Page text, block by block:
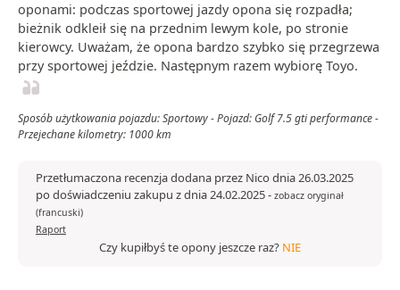
oponami: podczas sportowej jazdy opona się rozpadła;
bieżnik odkleił się na przednim lewym kole, po stronie
kierowcy. Uważam, że opona bardzo szybko się przegrzewa
przy sportowej jeździe. Następnym razem wybiorę Toyo.
Sposób użytkowania pojazdu: Sportowy - Pojazd: Golf 7.5 gti performance -
Przejechane kilometry: 1000 km
Przetłumaczona recenzja dodana przez Nico dnia 26.03.2025
po doświadczeniu zakupu z dnia 24.02.2025- zobacz oryginał
(francuski)
Raport
Czy kupiłbyś te opony jeszcze raz? NIE